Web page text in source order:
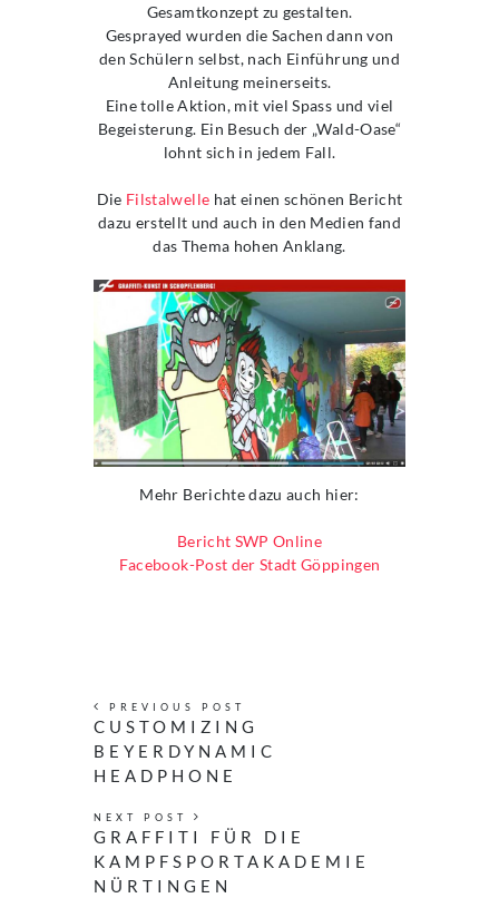
Gesamtkonzept zu gestalten.
Gesprayed wurden die Sachen dann von
den Schülern selbst, nach Einführung und
Anleitung meinerseits.
Eine tolle Aktion, mit viel Spass und viel
Begeisterung. Ein Besuch der „Wald-Oase“
lohnt sich in jedem Fall.
Die Filstalwelle hat einen schönen Bericht
dazu erstellt und auch in den Medien fand
das Thema hohen Anklang.
Mehr Berichte dazu auch hier:
Bericht SWP Online
Facebook-Post der Stadt Göppingen
PREVIOUS POST
CUSTOMIZING
BEYERDYNAMIC
HEADPHONE
NEXT POST
GRAFFITI FÜR DIE
KAMPFSPORTAKADEMIE
NÜRTINGEN